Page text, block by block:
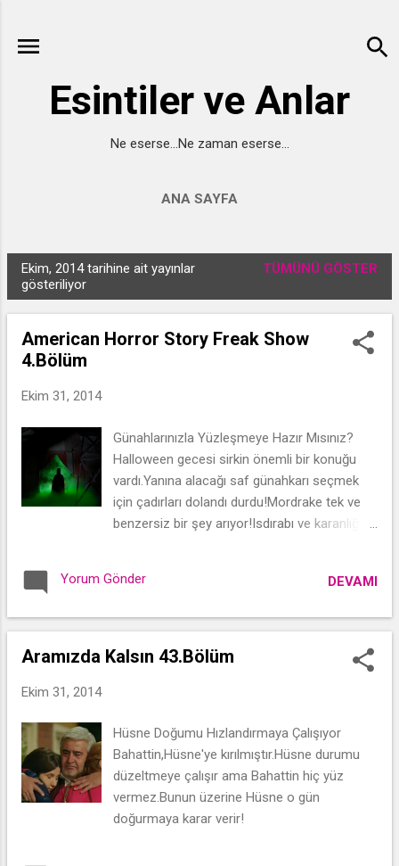
Esintiler ve Anlar
Ne eserse...Ne zaman eserse...
ANA SAYFA
a
Ekim, 2014 tarihine ait yayınlar
gösteriliyor
TÜMÜNÜ GÖSTER
American Horror Story Freak Show
4.Bölüm
Ekim 31, 2014
Günahlarınızla Yüzleşmeye Hazır Mısınız?
Halloween gecesi sirkin önemli bir konuğu
vardı.Yanına alacağı saf günahkarı seçmek
için çadırları dolandı durdu!Mordrake tek ve
benzersiz bir şey arıyor!Isdırabı ve karanlığı
Yorum Gönder DEVAMI
Aramızda Kalsın 43.Bölüm
Ekim 31, 2014
Hüsne Doğumu Hızlandırmaya Çalışıyor
Bahattin,Hüsne'ye kırılmıştır.Hüsne durumu
düzeltmeye çalışır ama Bahattin hiç yüz
vermez.Bunun üzerine Hüsne o gün
doğurmaya karar verir!